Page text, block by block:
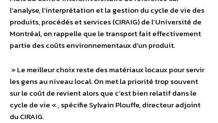
l’analyse, l’interprétation et la gestion du cycle de vie des
produits, procédés et services (CIRAIG) de l’Université de
Montréal, on rappelle que le transport fait effectivement
partie des coûts environnementaux d’un produit.
» Le meilleur choix reste des matériaux locaux pour servir
les gens au niveau local. On met la priorité trop souvent
sur le coût de revient alors que c’est bien relatif dans le
cycle de vie « , spécifie Sylvain Plouffe, directeur adjoint
du CIRAIG.